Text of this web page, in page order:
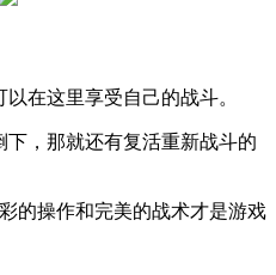
在这里享受自己的战斗。
，那就还有复活重新战斗的
的操作和完美的战术才是游戏